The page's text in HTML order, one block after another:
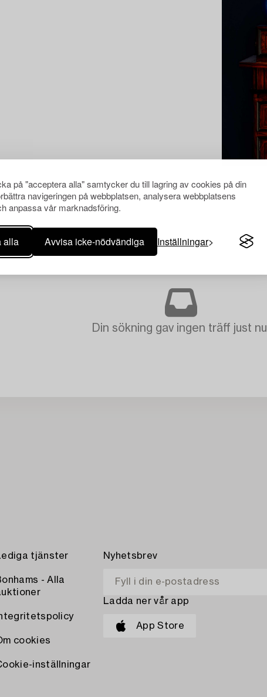
på "acceptera alla" samtycker du till lagring av cookies på din
navigeringen på webbplatsen, analysera webbplatsens
anpassa vår marknadsföring.
alla Avvisa icke-nödvändiga Inställningar
Din sökning gav ingen träff just nu.
tjänster
- Alla
cookies
inställningar
Nyhetsbrev
Ladda ner vår app
App Store